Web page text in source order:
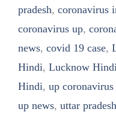
pradesh, coronavirus
coronavirus up,
news, covid 19 case,
Hindi, Lucknow
Hindi, up coronavirus
up news, uttar